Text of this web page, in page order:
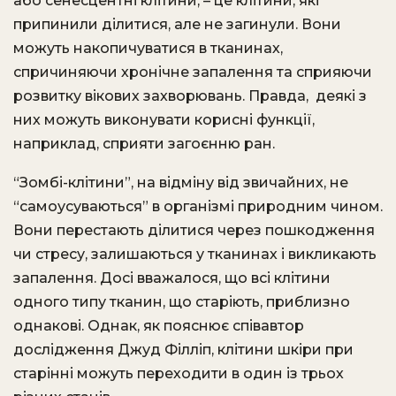
припинили ділитися, але не загинули. Вони
можуть накопичуватися в тканинах,
спричиняючи хронічне запалення та сприяючи
розвитку вікових захворювань. Правда, деякі з
них можуть виконувати корисні функції,
наприклад, сприяти загоєнню ран.
“Зомбі-клітини”, на відміну від звичайних, не
“самоусуваються” в організмі природним чином.
Вони перестають ділитися через пошкодження
чи стресу, залишаються у тканинах і викликають
запалення. Досі вважалося, що всі клітини
одного типу тканин, що старіють, приблизно
однакові. Однак, як пояснює співавтор
дослідження Джуд Філліп, клітини шкіри при
старінні можуть переходити в один із трьох